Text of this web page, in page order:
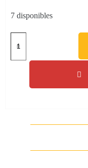
7 disponibles